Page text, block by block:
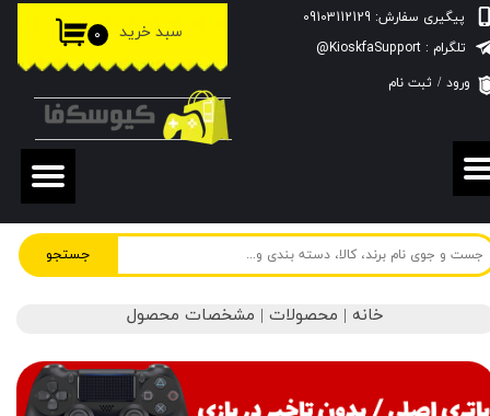
جستجو
پیگیری سفارش: 09103112129
۰ سبد خرید
ورود / ثبت نام
حساب کاربری من
تغییر گذر واژه
سفارشات
خروج از حساب کاربری
تلگرام : KioskfaSupport@
خانه | محصولات | مشخصات محصول